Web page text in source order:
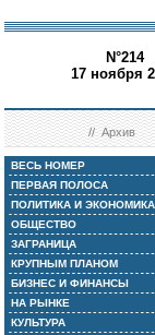
N°214
17 ноября
//Архив
ВЕСЬ НОМЕР
ПЕРВАЯ ПОЛОСА
ПОЛИТИКА И ЭКОНОМИКА
ОБЩЕСТВО
ЗАГРАНИЦА
КРУПНЫМ ПЛАНОМ
БИЗНЕС И ФИНАНСЫ
НА РЫНКЕ
КУЛЬТУРА